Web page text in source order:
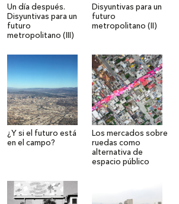
Un día después.
Disyuntivas para un
futuro
metropolitano (III)
Disyuntivas para un
futuro
metropolitano (II)
¿Y si el futuro está
en el campo?
Los mercados sobre
ruedas como
alternativa de
espacio público